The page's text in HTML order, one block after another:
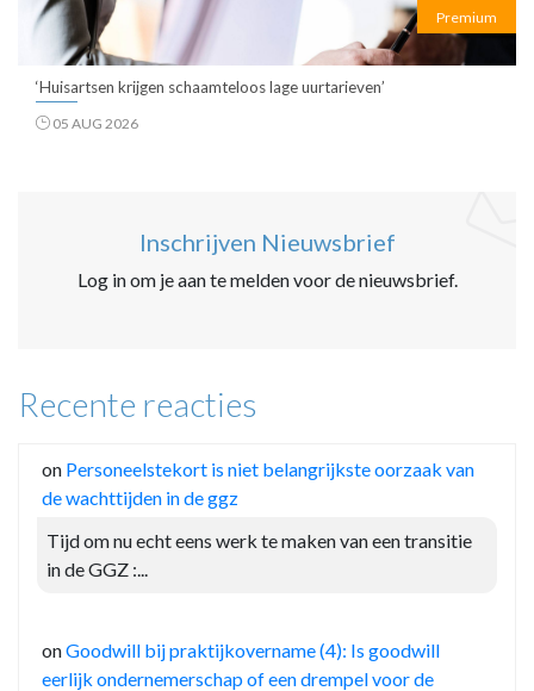
Premium
‘Huisartsen krijgen schaamteloos lage uurtarieven’
05 AUG 2026
Inschrijven Nieuwsbrief
Log in om je aan te melden voor de nieuwsbrief.
Recente reacties
on Personeelstekort is niet belangrijkste oorzaak van
de wachttijden in de ggz
Tijd om nu echt eens werk te maken van een transitie
in de GGZ :...
onGoodwill bij praktijkovername (4): Is goodwill
eerlijk ondernemerschap of een drempel voor de